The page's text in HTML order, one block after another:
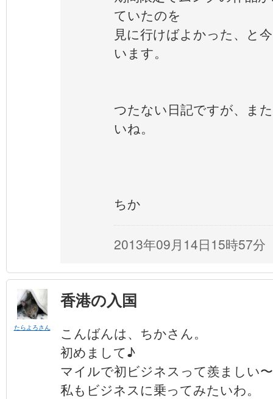
ていたのを
見に行けばよかった、と
います。
つたない日記ですが、ま
いね。
ちか
2013年09月14日15時57分
たらよろさん
香港の入国
こんばんは、ちかさん。
初めまして♪
マイルで初ビジネスって羨ましい〜
私もビジネスに乗ってみたいわ。